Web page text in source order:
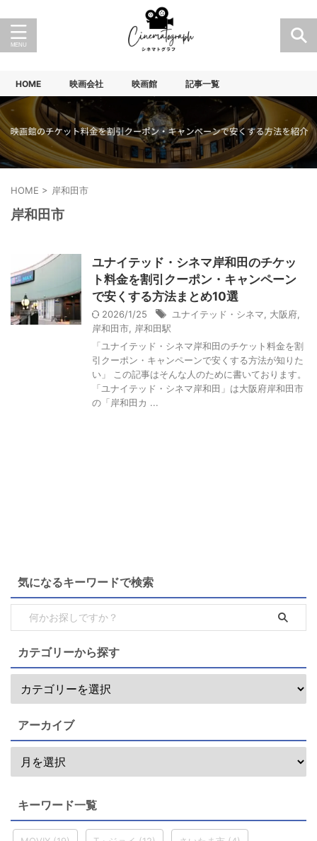
HOME 映画会社 映画館 記事一覧
HOME > 岸和田市
岸和田市
ユナイテッド・シネマ岸和田のチケッ
ト料金を割引クーポン・キャンペーン
で安くする方法まとめ10選
2026/1/25 ユナイテッド・シネマ 大阪府
岸和田市
岸和田駅
「ユナイテッド・シネマ岸和田のチケット料金を割
引クーポン・キャンペーンで安くする方法が知りた
い」 この記事はそんな人のために書いております。
「ユナイテッド・シネマ岸和田」は大阪府岸和田市
の「岸和田カ ...
気になるキーワードで検索
カテゴリーから探す
アーカイブ
キーワード一覧